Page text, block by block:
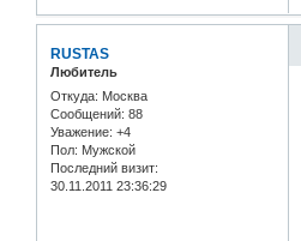
RUSTAS
Любитель
Откуда: Москва
Сообщений: 88
Уважение: +4
Пол: Мужской
Последний визит:
30.11.2011 23:36:29